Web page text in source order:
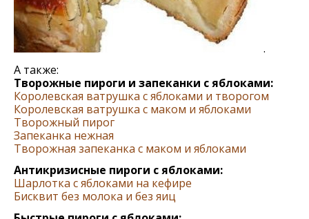
.
А также:
Творожные пироги и запеканки с яблоками:
Королевская ватрушка с яблоками и творогом
Королевская ватрушка с маком и яблоками
Творожный пирог
Запеканка нежная
Творожная запеканка с маком и яблоками
Антикризисные пироги с яблоками:
Шарлотка с яблоками на кефире
Бисквит без молока и без яиц